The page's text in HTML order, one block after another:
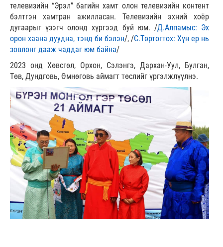
телевизийн “Эрэл” багийн хамт олон телевизийн контент
бэлтгэн хамтран ажилласан. Телевизийн эхний хоёр
дугаарыг үзэгч олонд хүргээд буй юм. /Д.Алпамыс: Эх
орон хаана дуудна, тэнд би бэлэн/, /С.Төртогтох: Хүн ер нь
зовлонг дааж чаддаг юм байна/
2023 онд Хөвсгөл, Орхон, Сэлэнгэ, Дархан-Уул, Булган,
Төв, Дундговь, Өмнөговь аймагт төслийг үргэлжлүүлнэ.